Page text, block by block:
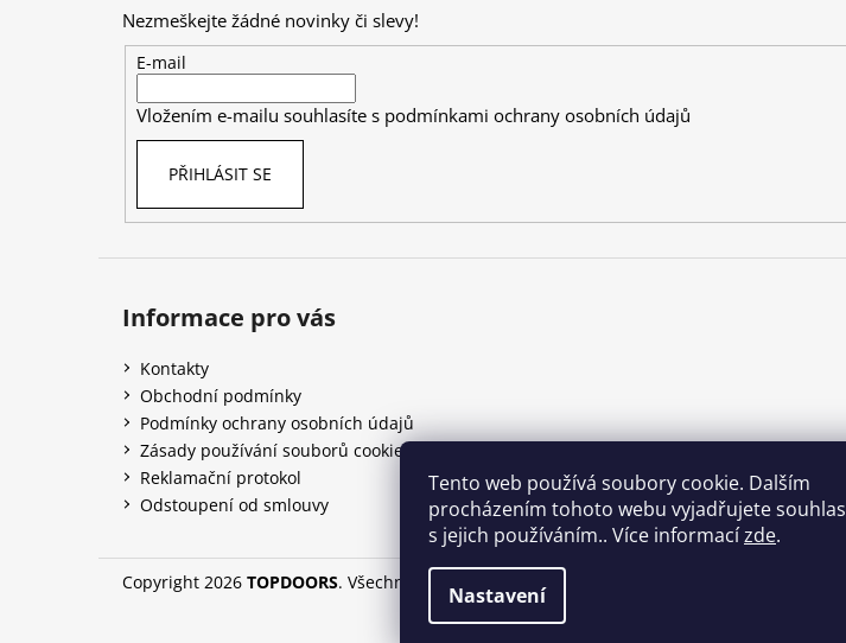
Tento web používá soubory cookie. Dalším
procházením tohoto webu vyjadřujete souhlas
s jejich používáním.. Více informacízde.
Nastavení
Nezmeškejte žádné novinky či slevy!
E-mail
Vložením e-mailu souhlasíte s podmínkami ochrany osobních údajů
PŘIHLÁSIT SE
Informace pro vás
Kontakty
Obchodní podmínky
Podmínky ochrany osobních údajů
Zásady používání souborů cookies
Reklamační protokol
Odstoupení od smlouvy
Copyright 2026 TOPDOORS. Všechna práva vyhrazena.